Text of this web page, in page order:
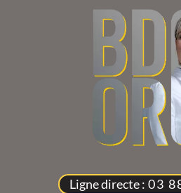
Ligne directe : 03